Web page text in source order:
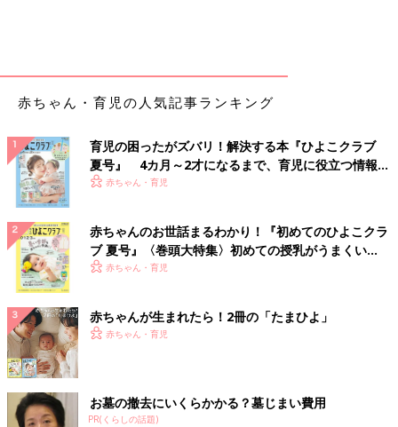
赤ちゃん・育児の人気記事ランキング
育児の困ったがズバリ！解決する本『ひよこクラブ
夏号』 4カ月～2才になるまで、育児に役立つ情報が
いっぱい！
赤ちゃん・育児
赤ちゃんのお世話まるわかり！『初めてのひよこクラ
ブ 夏号』〈巻頭大特集〉初めての授乳がうまくい
く！ おっぱい・ミルクの基本と夏のトラブル 解決テ
赤ちゃん・育児
赤ちゃんが生まれたら！2冊の「たまひよ」
赤ちゃん・育児
お墓の撤去にいくらかかる？墓じまい費用
PR(くらしの話題)